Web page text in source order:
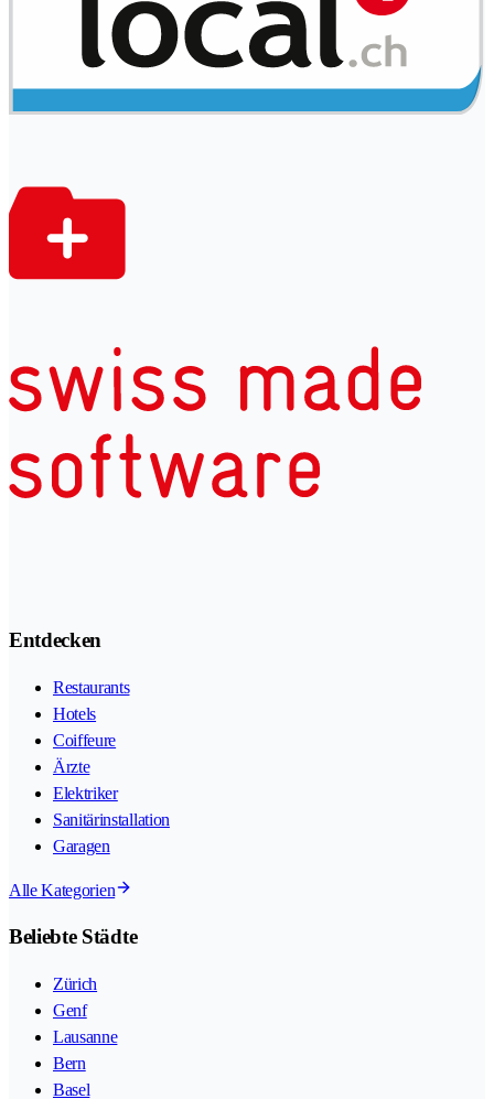
Entdecken
Restaurants
Hotels
Coiffeure
Ärzte
Elektriker
Sanitärinstallation
Garagen
Alle Kategorien
Beliebte Städte
Zürich
Genf
Lausanne
Bern
Basel